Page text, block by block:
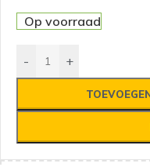
Op voorraad
- +